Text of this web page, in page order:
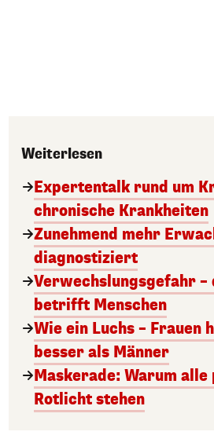
Weiterlesen
Expertentalk rund um
chronische Krankheiten
Zunehmend mehr
diagnostiziert
Verwechslungsgefahr –
betrifft Menschen
Wie ein Luchs – Frauen
besser als Männer
Maskerade: Warum
Rotlicht stehen